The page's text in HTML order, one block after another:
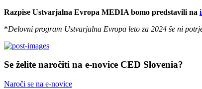
Razpise Ustvarjalna Evropa MEDIA bomo predstavili na
*Delovni program Ustvarjalna Evropa leto za 2024 še ni
Se želite naročiti na e-novice CED Slovenia?
Naroči se na e-novice